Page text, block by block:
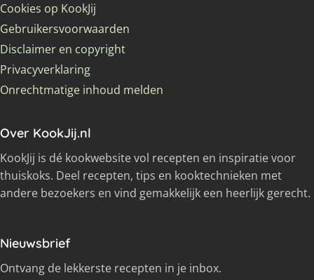
Cookies op KookJij
Gebruikersvoorwaarden
Disclaimer en copyright
Privacyverklaring
Onrechtmatige inhoud melden
Over KookJij.nl
KookJij is dé kookwebsite vol recepten en inspiratie voor
thuiskoks. Deel recepten, tips en kooktechnieken met
andere bezoekers en vind gemakkelijk een heerlijk gerecht.
Nieuwsbrief
Ontvang de lekkerste recepten in je inbox.